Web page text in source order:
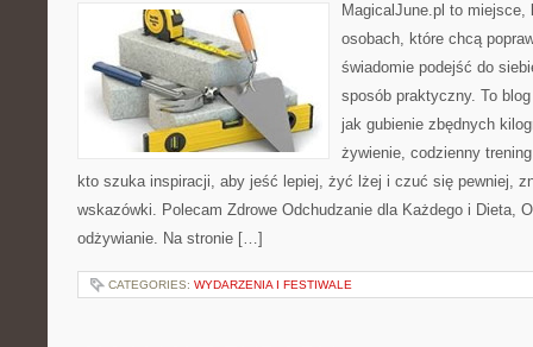
MagicalJune.pl to miejsce,
osobach, które chcą
świadomie podejść do
sposób praktyczny. To
jak gubienie zbędnych
żywienie, codzienny
kto szuka inspiracji, aby jeść lepiej, żyć lżej i czuć się pewniej,
wskazówki. Polecam Zdrowe Odchudzanie dla Każdego i Dieta,
odżywianie. Na stronie […]
CATEGORIES: WYDARZENIA I FESTIWALE